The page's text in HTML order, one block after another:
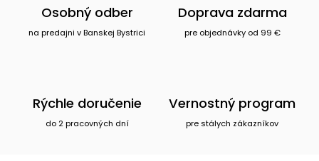
Osobný odber
na predajni v Banskej Bystrici
Doprava zdarma
pre objednávky od 99 €
Rýchle doručenie
do 2 pracovných dní
Vernostný program
pre stálych zákazníkov